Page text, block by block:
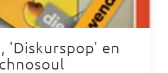
'Diskurspop' en